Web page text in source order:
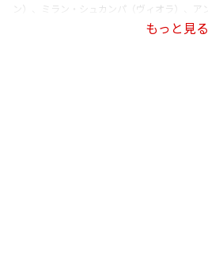
ン）、ミラン・シュカンパ（ヴィオラ）、ア
ロ）が不動のメンバーとして活躍した。
もっと見る